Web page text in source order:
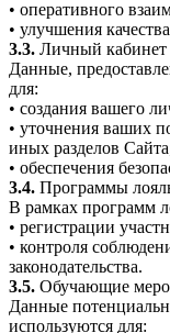
• оперативного
• улучшения
3.3. Личный кабинет
Данные,
для:
• создания вашего
• уточнения ваших
иных разделов
• обеспечения
3.4. Программы
В рамках программ
• регистрации
• контроля
законодательства.
3.5. Обучающие
Данные
используются для: